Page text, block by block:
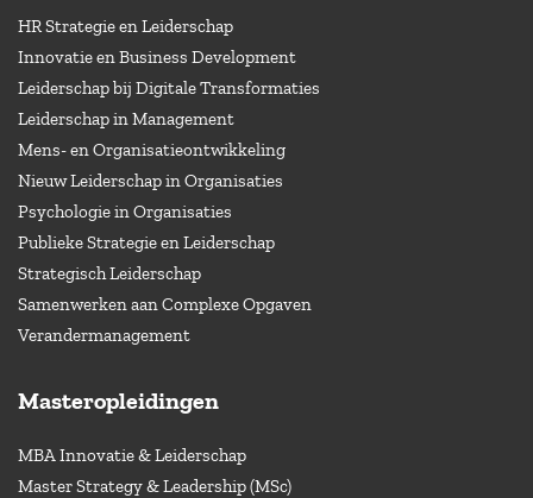
HR Strategie en Leiderschap
Innovatie en Business Development
Leiderschap bij Digitale Transformaties
Leiderschap in Management
Mens- en Organisatieontwikkeling
Nieuw Leiderschap in Organisaties
Psychologie in Organisaties
Publieke Strategie en Leiderschap
Strategisch Leiderschap
Samenwerken aan Complexe Opgaven
Verandermanagement
Masteropleidingen
MBA Innovatie & Leiderschap
Master Strategy & Leadership (MSc)